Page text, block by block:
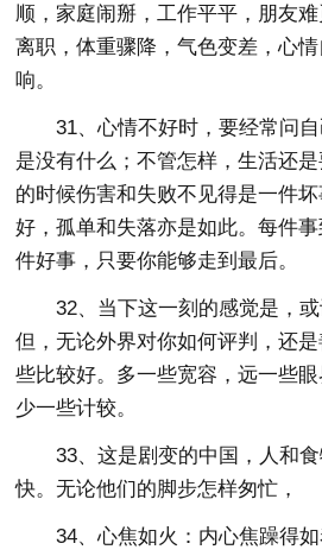
顺，家庭闹掰，工作平平，朋友
离职，体重骤降，气色变差，心
响。
31、心情不好时，要经常问自
是没有什么；不管怎样，生活还
的时候伤害和失败不见得是一件
好，孤单和失落亦是如此。每件
件好事，只要你能够走到最后。
32、当下这一刻的感觉是，或
但，无论外界对你如何评判，还
些比较好。多一些宽容，远一些眼
少一些计较。
33、这是剧变的中国，人和食
快。无论他们的脚步怎样匆忙，
34、心焦如火：内心焦躁得如